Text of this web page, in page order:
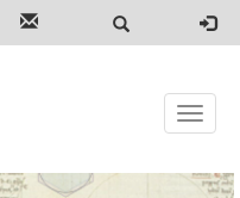
Toggle